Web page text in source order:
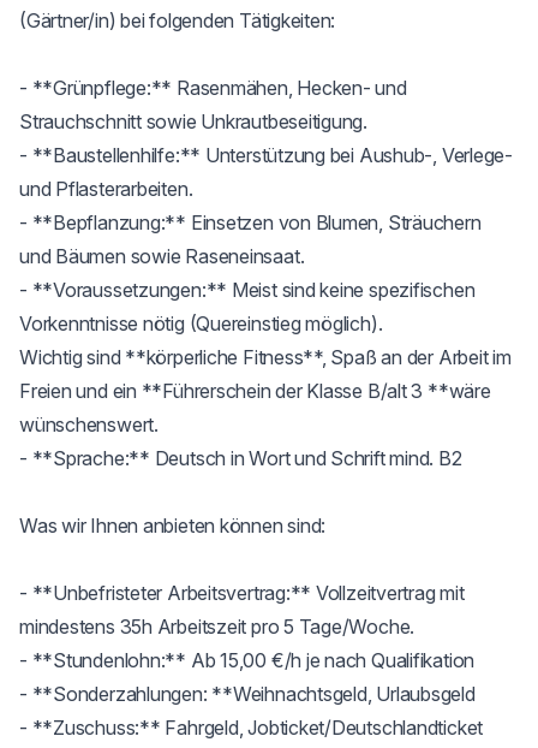
(Gärtner/in) bei folgenden Tätigkeiten:
- **Grünpflege:** Rasenmähen, Hecken- und
Strauchschnitt sowie Unkrautbeseitigung.
- **Baustellenhilfe:** Unterstützung bei Aushub-, Verlege-
und Pflasterarbeiten.
- **Bepflanzung:** Einsetzen von Blumen, Sträuchern
und Bäumen sowie Raseneinsaat.
- **Voraussetzungen:** Meist sind keine spezifischen
Vorkenntnisse nötig (Quereinstieg möglich).
Wichtig sind **körperliche Fitness**, Spaß an der Arbeit im
Freien und ein **Führerschein der Klasse B/alt 3 **wäre
wünschenswert.
- **Sprache:** Deutsch in Wort und Schrift mind. B2
Was wir Ihnen anbieten können sind:
- **Unbefristeter Arbeitsvertrag:** Vollzeitvertrag mit
mindestens 35h Arbeitszeit pro 5 Tage/Woche.
- **Stundenlohn:** Ab 15,00 €/h je nach Qualifikation
- **Sonderzahlungen: **Weihnachtsgeld, Urlaubsgeld
- **Zuschuss:** Fahrgeld, Jobticket/Deutschlandticket